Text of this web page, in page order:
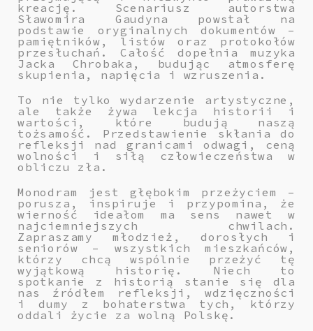
kreację. Scenariusz autorstwa
Sławomira Gaudyna powstał na
podstawie oryginalnych dokumentów –
pamiętników, listów oraz protokołów
przesłuchań. Całość dopełnia muzyka
Jacka Chrobaka, budując atmosferę
skupienia, napięcia i wzruszenia.
To nie tylko wydarzenie artystyczne,
ale także żywa lekcja historii i
wartości, które budują naszą
tożsamość. Przedstawienie skłania do
refleksji nad granicami odwagi, ceną
wolności i siłą człowieczeństwa w
obliczu zła.
Monodram jest głębokim przeżyciem –
porusza, inspiruje i przypomina, że
wierność ideałom ma sens nawet w
najciemniejszych chwilach.
Zapraszamy młodzież, dorosłych i
seniorów – wszystkich mieszkańców,
którzy chcą wspólnie przeżyć tę
wyjątkową historię. Niech to
spotkanie z historią stanie się dla
nas źródłem refleksji, wdzięczności
i dumy z bohaterstwa tych, którzy
oddali życie za wolną Polskę.